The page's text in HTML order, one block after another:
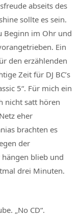
abseits des
sollte es sein.
Beginn im Ohr und
Ein
den erzählenden
Zeit für DJ BC’s
5“. Für mich ein
nicht satt hören
eher
brachten es
der
blieb und
drei Minuten.
„No CD“.